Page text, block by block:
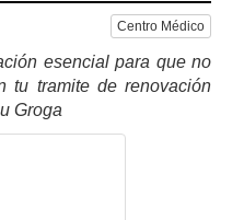
Centro Médico
esencial para que no
tu tramite de renovación
Groga